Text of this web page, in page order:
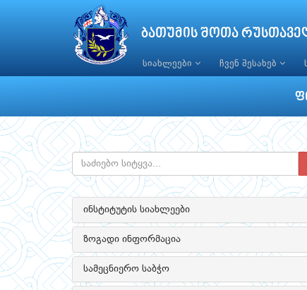
ბათუმის შოთა
სიახლეები ჩვენ შესახებ
ინსტიტუტის სიახლეები
ზოგადი ინფორმაცია
სამეცნიერო საბჭო